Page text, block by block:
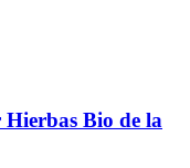
Hierbas Bio de la